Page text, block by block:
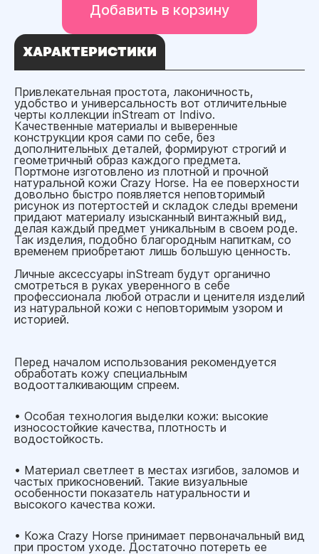
Добавить в корзину
ХАРАКТЕРИСТИКИ
Привлекательная простота, лаконичность,
удобство и универсальность вот отличительные
черты коллекции inStream от Indivo.
Качественные материалы и выверенные
конструкции кроя сами по себе, без
дополнительных деталей, формируют строгий и
геометричный образ каждого предмета.
Портмоне изготовлено из плотной и прочной
натуральной кожи Crazy Horse. На ее поверхности
довольно быстро появляется неповторимый
рисунок из потертостей и складок следы времени
придают материалу изысканный винтажный вид,
делая каждый предмет уникальным в своем роде.
Так изделия, подобно благородным напиткам, со
временем приобретают лишь большую ценность.
Личные аксессуары inStream будут органично
смотреться в руках уверенного в себе
профессионала любой отрасли и ценителя изделий
из натуральной кожи с неповторимым узором и
историей.
Перед началом использования рекомендуется
обработать кожу специальным
водоотталкивающим спреем.
• Особая технология выделки кожи: высокие
износостойкие качества, плотность и
водостойкость.
• Материал светлеет в местах изгибов, заломов и
частых прикосновений. Такие визуальные
особенности показатель натуральности и
высокого качества кожи.
• Кожа Crazy Horse принимает первоначальный вид
при простом уходе. Достаточно потереть ее